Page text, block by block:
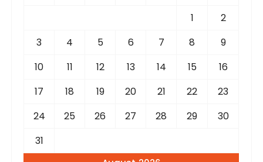
1
2
3
4 5 6 7 8
9
10
11 12 13 14 15
16
17
18 19 20 21 22
23
24
25 26 27 28 29
30
31